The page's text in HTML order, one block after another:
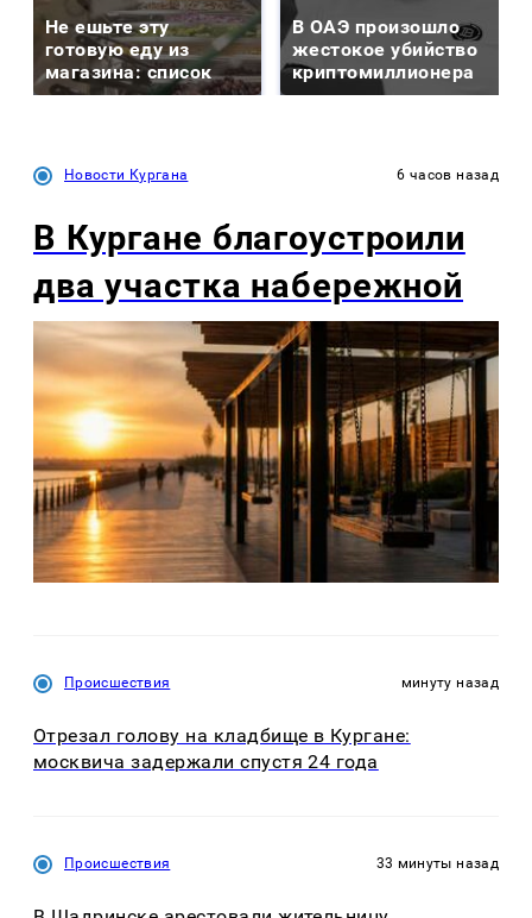
Не ешьте эту
готовую еду из
магазина: список
В ОАЭ произошло
жестокое убийство
криптомиллионера
Новости Кургана 6 часов назад
В Кургане благоустроили
два участка набережной
Происшествия минуту назад
Отрезал голову на кладбище в Кургане:
москвича задержали спустя 24 года
Происшествия 33 минуты назад